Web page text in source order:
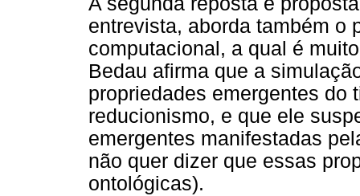
entrevista, aborda também o
computacional, a qual é
Bedau afirma que a
propriedades emergentes do
reducionismo, e que ele
emergentes manifestadas
não quer dizer que essas
ontológicas).